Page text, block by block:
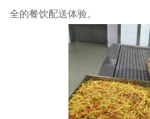
全的餐饮配送体验。